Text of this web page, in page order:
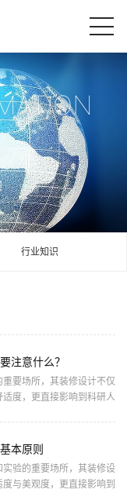
行业知识
注意什么？
要场所，其装修设计不仅
度，更直接影响到科研人
考虑防火安全：实验室装
本原则
验的重要场所，其装修设
与美观度，更直接影响到